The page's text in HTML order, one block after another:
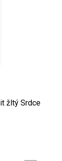
žltý Srdce